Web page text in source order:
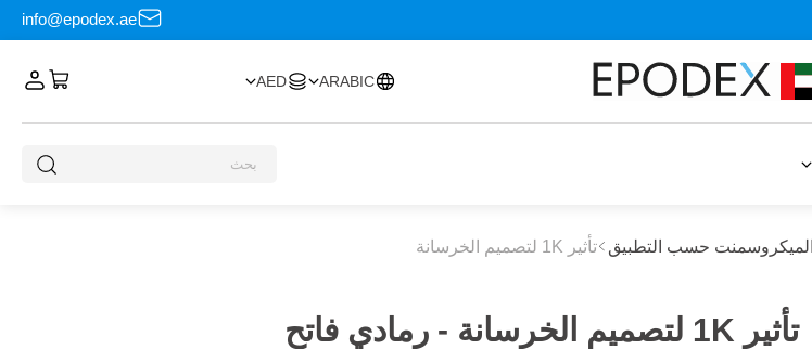
info@epodex.ae
ARABIC
AED
الميكروسمنت حسب التطبيق تأثير 1K لتصميم الخرسانة
تأثير 1K لتصميم الخرسانة - رمادي فاتح